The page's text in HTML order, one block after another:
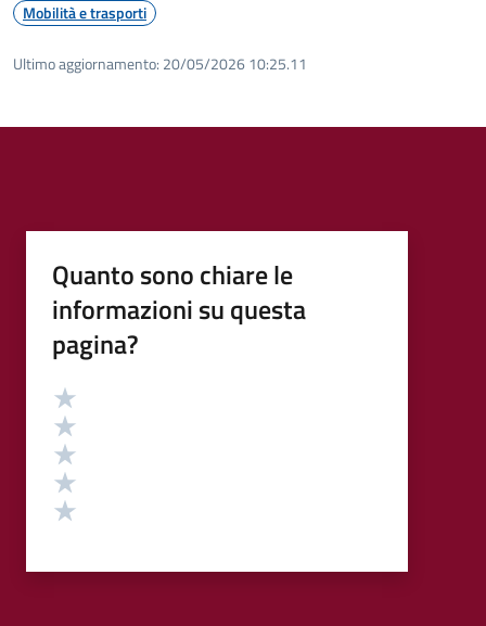
Mobilità e trasporti
Ultimo aggiornamento: 20/05/2026 10:25.11
Quanto sono chiare le
informazioni su questa
pagina?
Valutazione